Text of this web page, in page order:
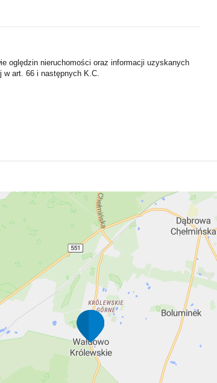
oględzin nieruchomości oraz informacji uzyskanych
art. 66 i następnych K.C.